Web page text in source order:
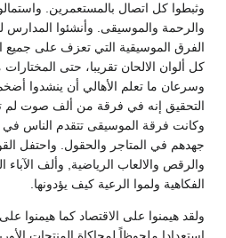
وثبطوا كل اتصال بالمستعمرين.
والرحمة والموسيقى. وأنشئوا المدارس
الفرق الموسيقية التي تعزف على جميع
كل ألوان الالحان تقريبا، حتى المختارات
وسرعان ما تعلم الأهالي أن ينشدوا
التحقيق إنه في فرقة من ألف صوت لم
وكانت فرقة الموسيقى تتقدم الناس
جهدهم في المتاجر والحقول. واحتفل القوم
والرقص والالعاب الرياضية, وألف
الفكاهية ولموا الرعية كيف يؤدونها.
ولقد هيمنوا على الاقتصاد كما هيمنوا